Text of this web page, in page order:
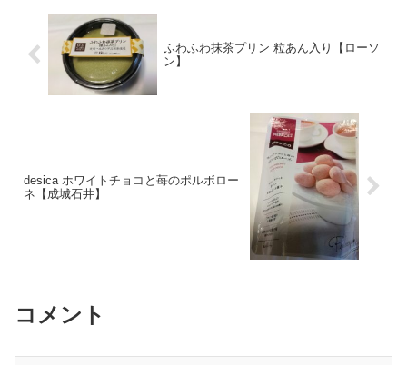
ふわふわ抹茶プリン 粒あん入り【ローソ
ン】
desica ホワイトチョコと苺のポルボロー
ネ【成城石井】
コメント